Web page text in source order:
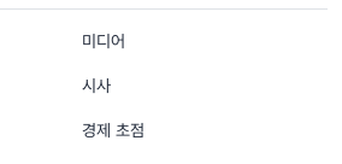
Hàn
미디어
시사
경제 초점